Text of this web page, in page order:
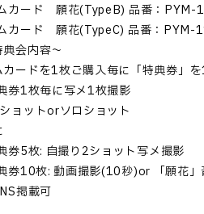
カード 願花(TypeB) 品番：
カード 願花(TypeC) 品番：
典会内容～
カードを1枚ご購入毎に「特典券」を
券1枚毎に写メ1枚撮影
ョットorソロショット
券5枚: 自撮り2ショット写メ撮影
券10枚: 動画撮影(10秒)or 「願花
掲載可